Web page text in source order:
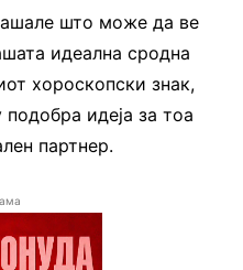
што може да ве
идеална сродна
хороскопски знак,
идеја за тоа
партнер.